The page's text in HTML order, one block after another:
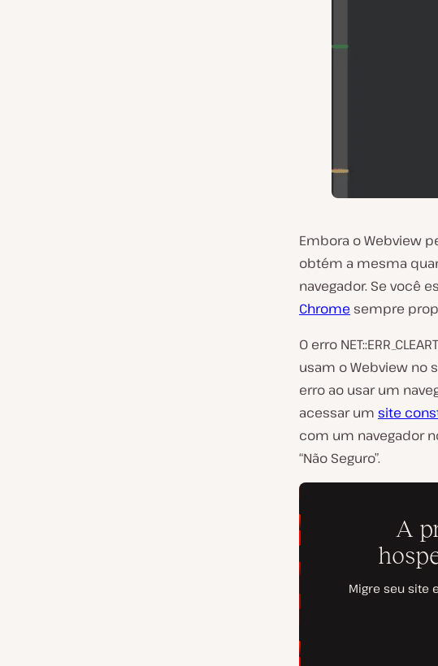
Embora o Webview
obtém a mesma
navegador. Se você
Chrome sempre
O erro
usam o Webview no
erro ao usar um
acessar um site
com um navegador
“Não Seguro”.